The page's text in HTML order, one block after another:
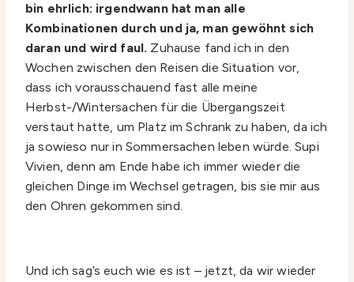
bin ehrlich: irgendwann hat man alle
Kombinationen durch und ja, man gewöhnt sich
daran und wird faul. Zuhause fand ich in den
Wochen zwischen den Reisen die Situation vor,
dass ich vorausschauend fast alle meine
Herbst-/Wintersachen für die Übergangszeit
verstaut hatte, um Platz im Schrank zu haben, da ich
ja sowieso nur in Sommersachen leben würde. Supi
Vivien, denn am Ende habe ich immer wieder die
gleichen Dinge im Wechsel getragen, bis sie mir aus
den Ohren gekommen sind.
Und ich sag’s euch wie es ist – jetzt, da wir wieder